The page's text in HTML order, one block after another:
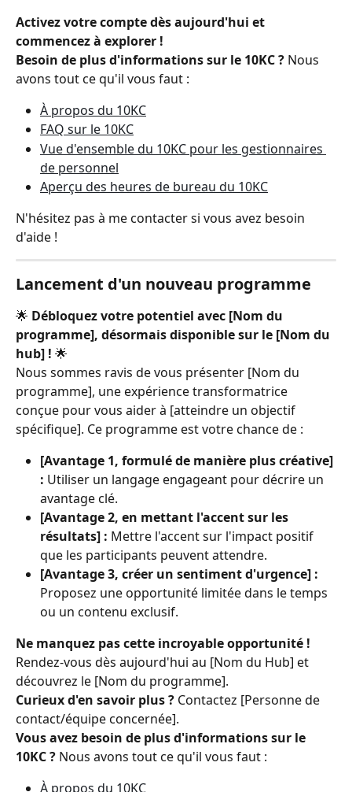
Activez votre compte dès aujourd'hui et
commencez à explorer !
Besoin de plus d'informations sur le 10KC ? Nous
avons tout ce qu'il vous faut :
À propos du 10KC
FAQ sur le 10KC
Vue d'ensemble du 10KC pour les gestionnaires
de personnel
Aperçu des heures de bureau du 10KC
N'hésitez pas à me contacter si vous avez besoin
d'aide !
Lancement d'un nouveau programme
🌟 Débloquez votre potentiel avec [Nom du
programme], désormais disponible sur le [Nom du
hub] ! 🌟
Nous sommes ravis de vous présenter [Nom du
programme], une expérience transformatrice
conçue pour vous aider à [atteindre un objectif
spécifique]. Ce programme est votre chance de :
[Avantage 1, formulé de manière plus créative]
: Utiliser un langage engageant pour décrire un
avantage clé.
[Avantage 2, en mettant l'accent sur les
résultats] : Mettre l'accent sur l'impact positif
que les participants peuvent attendre.
[Avantage 3, créer un sentiment d'urgence] :
Proposez une opportunité limitée dans le temps
ou un contenu exclusif.
Ne manquez pas cette incroyable opportunité !
Rendez-vous dès aujourd'hui au [Nom du Hub] et
découvrez le [Nom du programme].
Curieux d'en savoir plus ? Contactez [Personne de
contact/équipe concernée].
Vous avez besoin de plus d'informations sur le
10KC ? Nous avons tout ce qu'il vous faut :
À propos du 10KC